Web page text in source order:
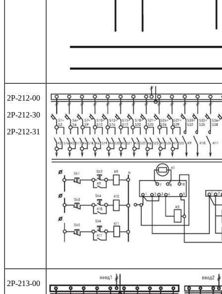
2Р-212-00
2Р-212-30
2Р-212-31
2Р-213-00